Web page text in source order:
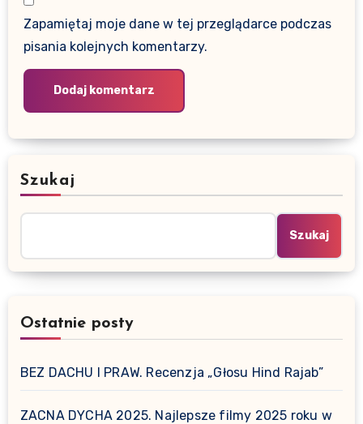
Zapamiętaj moje dane w tej przeglądarce podczas
pisania kolejnych komentarzy.
Szukaj
Szukaj
Ostatnie posty
BEZ DACHU I PRAW. Recenzja „Głosu Hind Rajab”
ZACNA DYCHA 2025. Najlepsze filmy 2025 roku w